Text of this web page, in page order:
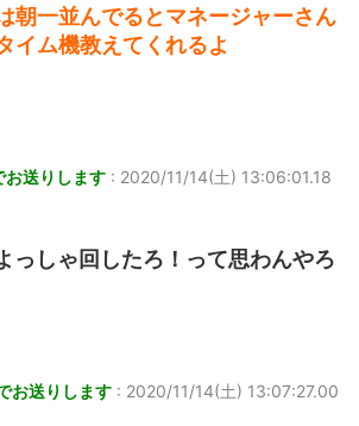
朝一並んでるとマネージャーさん
イム機教えてくれるよ
お送りします : 2020/11/14(土) 13:06:01.18
っしゃ回したろ！って思わんやろ
お送りします : 2020/11/14(土) 13:07:27.00